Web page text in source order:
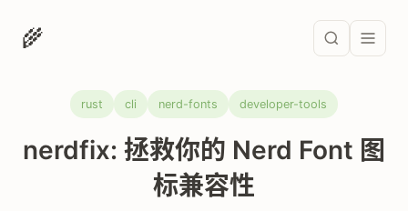
🌾
rust cli nerd-fonts developer-tools
nerdfix: 拯救你的 Nerd Font 图
标兼容性